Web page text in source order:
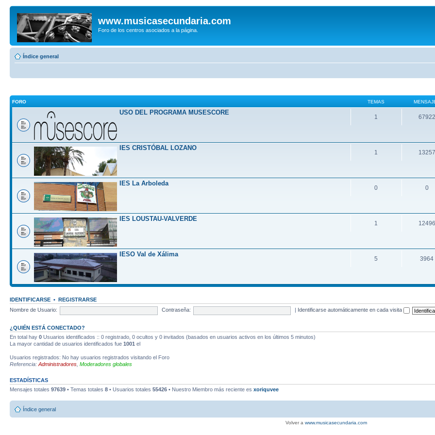
www.musicasecundaria.com
Foro de los centros asociados a la página.
Índice general
FORO TEMAS
USO DEL PROGRAMA MUSESCORE
1 67922
IES CRISTÓBAL LOZANO
1 13257
IES La Arboleda
0 0
IES LOUSTAU-VALVERDE
1 12496
IESO Val de Xálima
5 3964
IDENTIFICARSE • REGISTRARSE
Nombre de Usuario:
Contraseña: Identificarse automáticamente en cada visita
¿QUIÉN ESTÁ CONECTADO?
En total hay 0 Usuarios identificados :: 0 registrado, 0 ocultos y 0 invitados (basados en usuarios activos en los últimos 5 minutos)
La mayor cantidad de usuarios identificados fue 1001 el
Usuarios registrados: No hay usuarios registrados visitando el Foro
Referencia: Administradores Moderadores globales
ESTADÍSTICAS
Mensajes totales 97639 • Temas totales 8 • Usuarios totales 55426 • Nuestro Miembro más reciente es xoriquvee
Índice general
Volver a www.musicasecundaria.com